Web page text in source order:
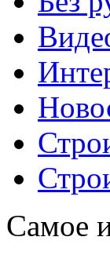
Самое